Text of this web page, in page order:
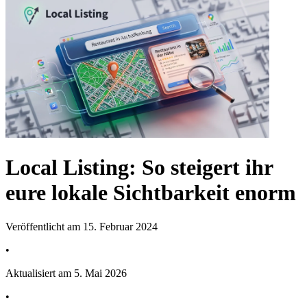
Local Listing: So steigert ihr
eure lokale Sichtbarkeit enorm
Veröffentlicht am 15. Februar 2024
•
Aktualisiert am 5. Mai 2026
•